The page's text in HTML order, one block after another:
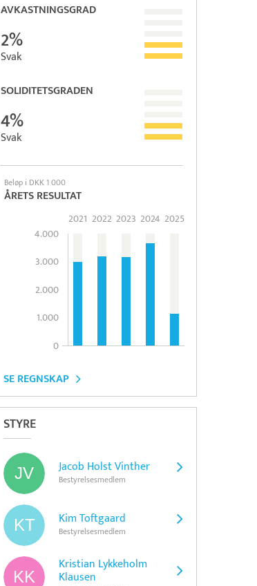
AVKASTNINGSGRAD
2%
Svak
SOLIDITETSGRADEN
4%
Svak
Beløp i DKK 1 000
ÅRETS RESULTAT
4.000
3.000
2.000
1.000
0
2021 2022 2023 2024 2025
SE REGNSKAP
STYRE
Jacob Holst Vinther
Bestyrelsesmedlem
Kim Toftgaard
Bestyrelsesmedlem
Kristian Lykkeholm
Klausen